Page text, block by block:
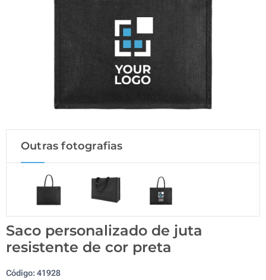
Outras fotografias
Saco personalizado de juta
resistente de cor preta
Código:41928